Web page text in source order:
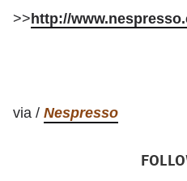
>> http://
via / Nespresso